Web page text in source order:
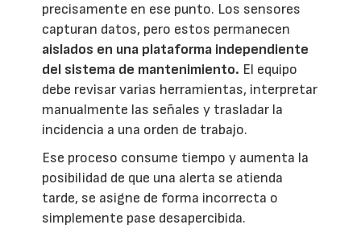
precisamente en ese punto. Los sensores
capturan datos, pero estos permanecen
aislados en una plataforma independiente
del sistema de mantenimiento. El equipo
debe revisar varias herramientas, interpretar
manualmente las señales y trasladar la
incidencia a una orden de trabajo.
Ese proceso consume tiempo y aumenta la
posibilidad de que una alerta se atienda
tarde, se asigne de forma incorrecta o
simplemente pase desapercibida.